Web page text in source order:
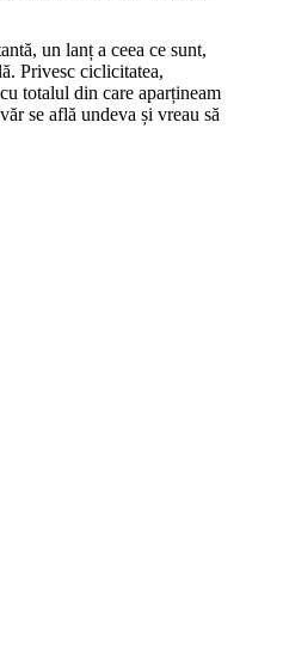
un lanț a ceea ce sunt,
Privesc ciclicitatea,
totalul din care aparțineam
se află undeva și vreau să